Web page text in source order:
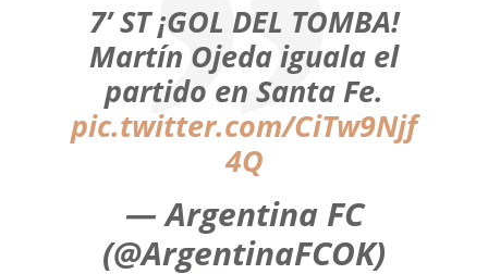
7’ ST ¡GOL DEL TOMBA!
Martín Ojeda iguala el
partido en Santa Fe.
pic.twitter.com/CiTw9Njf
4Q
— Argentina FC
(@ArgentinaFCOK)